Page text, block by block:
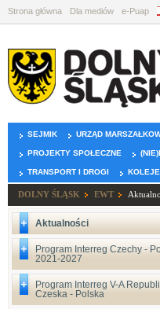
Strona główna Dla mediów e-Puap
SEJMIK URZĄD
PROJEKTY SPOŁECZNE
TRANSPORT I DROGI KOLEJE
DOLNY ŚLĄSK EWT
Aktualności
Program Interreg Czechy -
2021-2027
Program Interreg V-A
Czeska - Polska